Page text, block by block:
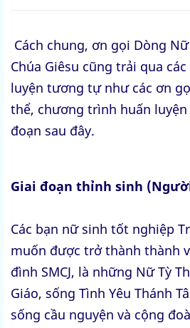
Cách chung, ơn gọi Dòng
Chúa Giêsu cũng trải qua
luyện tương tự như các ơn
thể, chương trình huấn
đoạn sau đây.
Giai đoạn thỉnh sinh
Các bạn nữ sinh tốt nghiệp
muốn được trở thành thành
đình SMCJ, là những Nữ Tỳ
Giáo, sống Tình Yêu Thánh
sống cầu nguyện và cộng